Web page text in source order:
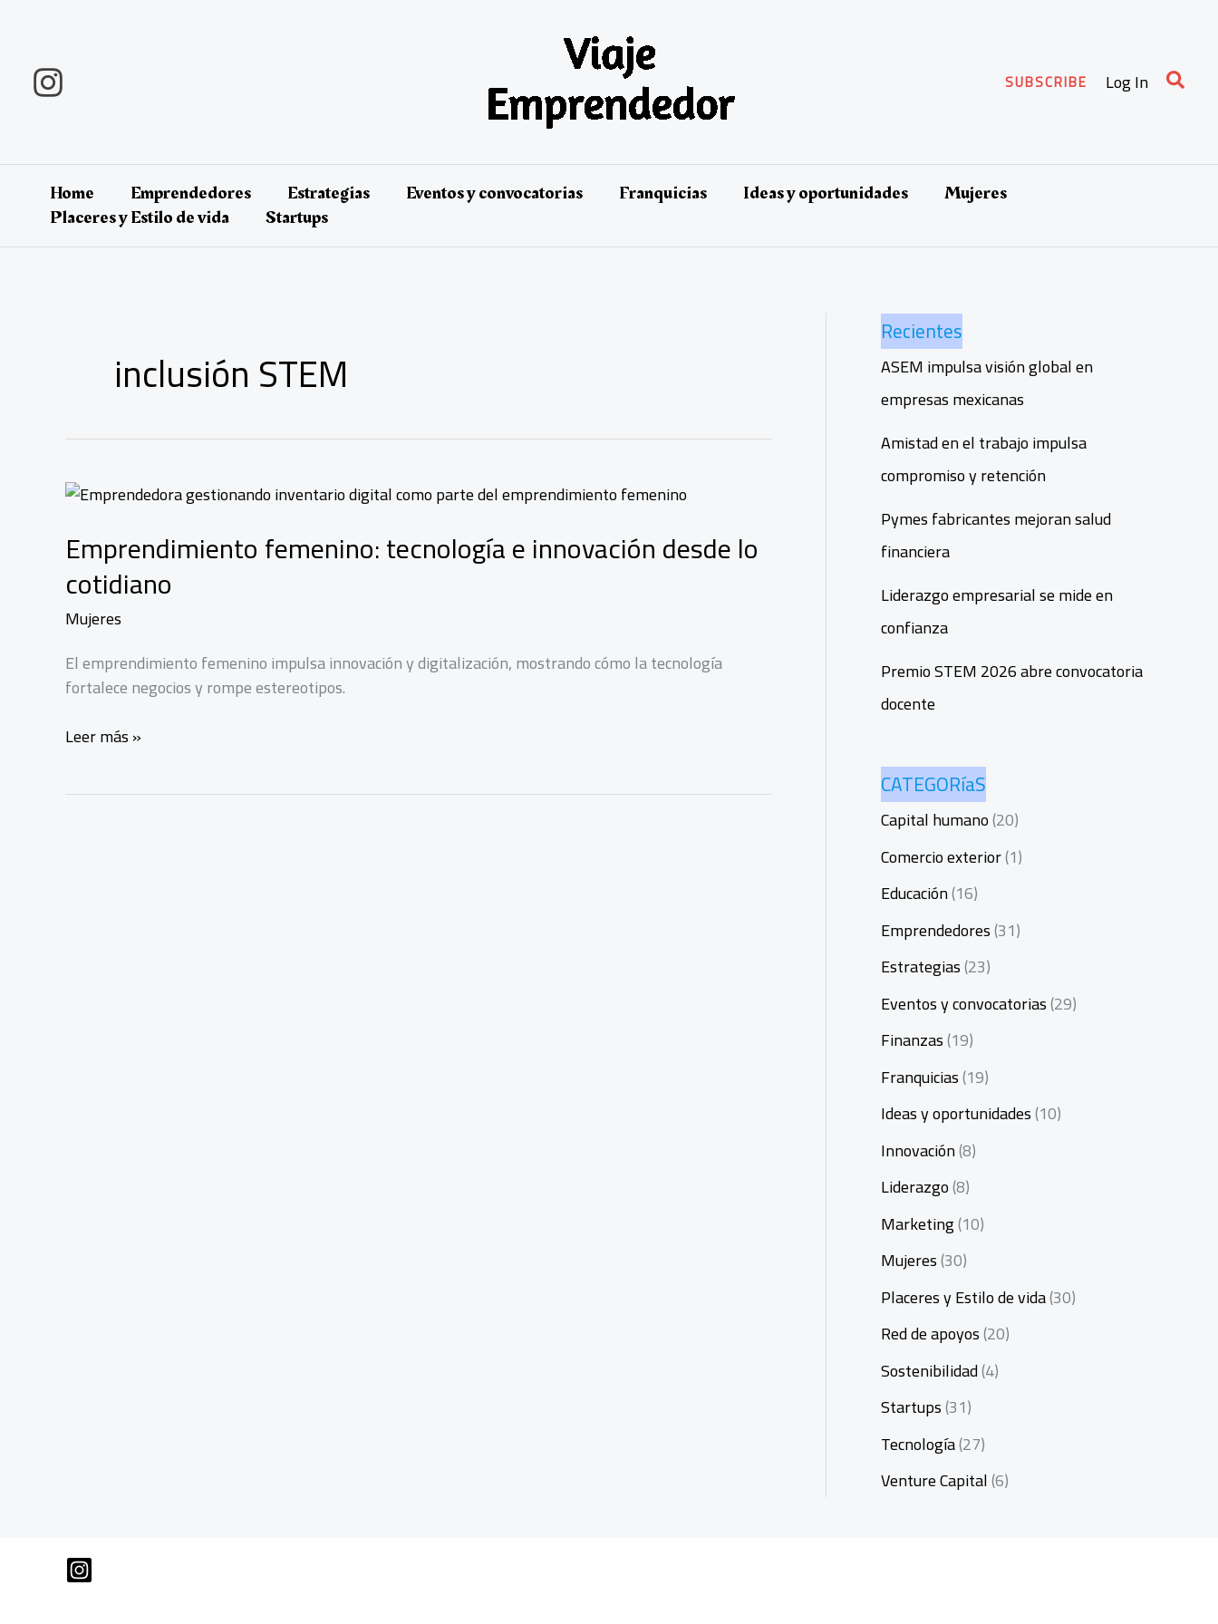
contenido
SUBSCRIBE Log In
Home Emprendedores Estrategias Eventos y convocatorias Franquicias Ideas y oportunidades
Mujeres
Placeres y Estilo de vida
Startups
inclusión STEM
Emprendimiento femenino: tecnología e innovación desde lo
cotidiano
Mujeres
El emprendimiento femenino impulsa innovación y digitalización, mostrando cómo la tecnología
fortalece negocios y rompe estereotipos.
Emprendimiento
Leer más »
Recientes
ASEM impulsa visión global en
empresas mexicanas
Amistad en el trabajo impulsa
compromiso y retención
Pymes fabricantes mejoran salud
financiera
Liderazgo empresarial se mide en
confianza
Premio STEM 2026 abre convocatoria
docente
CATEGORíaS
Capital humano(20)
Comercio exterior(1)
Educación(16)
Emprendedores(31)
Estrategias(23)
Eventos y convocatorias(29)
Finanzas(19)
Franquicias(19)
Ideas y oportunidades(10)
Innovación(8)
Liderazgo(8)
Marketing(10)
Mujeres(30)
Placeres y Estilo de vida(30)
Red de apoyos(20)
Sostenibilidad(4)
Startups(31)
Tecnología(27)
Venture Capital(6)